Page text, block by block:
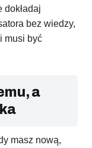
bez wiedzy,
musi być
a
masz nową,